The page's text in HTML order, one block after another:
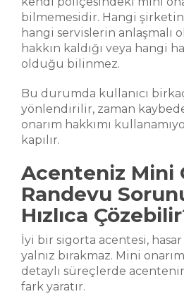
bilmemesidir. Hangi
hangi servislerin anlaşmalı
hakkın kaldığı veya hangi
olduğu bilinmez.
Bu durumda kullanıcı
yönlendirilir, zaman
onarım hakkımı
kapılır.
Acenteniz Mini
Randevu
Hızlıca
İyi bir sigorta acentesi,
yalnız bırakmaz. Mini
detaylı süreçlerde
fark yaratır.